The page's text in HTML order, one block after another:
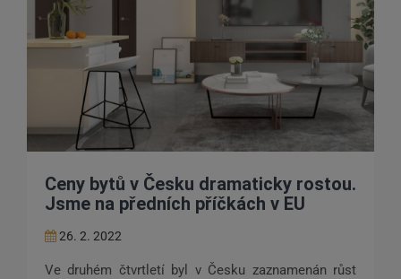
Ceny bytů v Česku dramaticky rostou.
Jsme na předních příčkách v EU
26. 2. 2022
Ve druhém čtvrtletí byl v Česku zaznamenán růst